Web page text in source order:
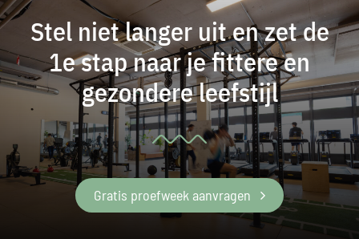
Stel niet langer uit en zet de
1e stap naar je fittere en
gezondere leefstijl
Gratis proefweek aanvragen